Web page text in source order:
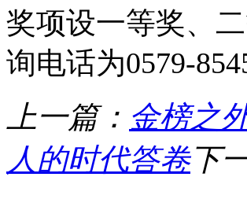
奖项设一等奖、
询电话为0579-
上一篇： 金榜之
人的时代答卷下